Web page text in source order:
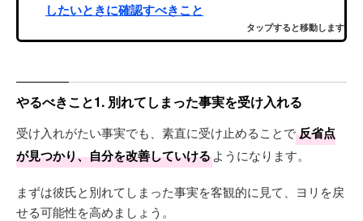
したいときに確認すべきこと
タップすると移動します
やるべきこと1. 別れてしまった事実を受け入れる
受け入れがたい事実でも、素直に受け止めることで反省点
が見つかり、自分を改善していけるようになります。
まずは彼氏と別れてしまった事実を客観的に見て、ヨリを戻
せる可能性を高めましょう。